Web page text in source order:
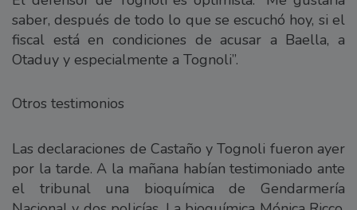
saber, después de todo lo que se escuchó hoy, si el
fiscal está en condiciones de acusar a Baella, a
Otaduy y especialmente a Tognoli”.
Otros testimonios
Las declaraciones de Castaño y Tognoli fueron ayer
por la tarde. A la mañana habían testimoniado ante
el tribunal una bioquímica de Gendarmería